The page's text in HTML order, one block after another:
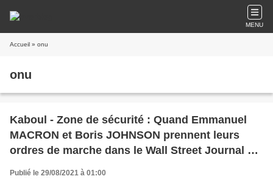
MENU
Accueil » onu
onu
Kaboul - Zone de sécurité : Quand Emmanuel
MACRON et Boris JOHNSON prennent leurs
ordres de marche dans le Wall Street Journal et
Foreign Policy !
Publié le 29/08/2021 à 01:00